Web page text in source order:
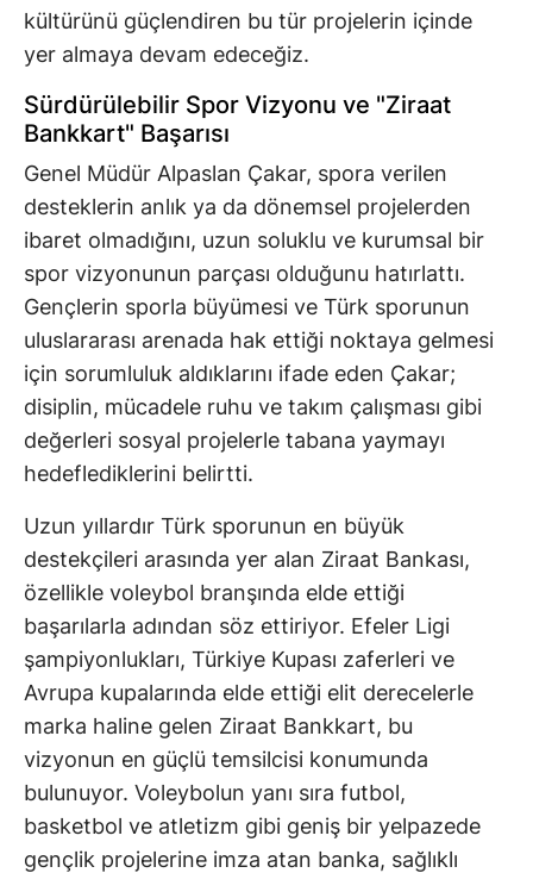
kültürünü güçlendiren bu tür projelerin içinde
yer almaya devam edeceğiz.
Sürdürülebilir Spor Vizyonu ve "Ziraat
Bankkart" Başarısı
Genel Müdür Alpaslan Çakar, spora verilen
desteklerin anlık ya da dönemsel projelerden
ibaret olmadığını, uzun soluklu ve kurumsal bir
spor vizyonunun parçası olduğunu hatırlattı.
Gençlerin sporla büyümesi ve Türk sporunun
uluslararası arenada hak ettiği noktaya gelmesi
için sorumluluk aldıklarını ifade eden Çakar;
disiplin, mücadele ruhu ve takım çalışması gibi
değerleri sosyal projelerle tabana yaymayı
hedeflediklerini belirtti.
Uzun yıllardır Türk sporunun en büyük
destekçileri arasında yer alan Ziraat Bankası,
özellikle voleybol branşında elde ettiği
başarılarla adından söz ettiriyor. Efeler Ligi
şampiyonlukları, Türkiye Kupası zaferleri ve
Avrupa kupalarında elde ettiği elit derecelerle
marka haline gelen Ziraat Bankkart, bu
vizyonun en güçlü temsilcisi konumunda
bulunuyor. Voleybolun yanı sıra futbol,
basketbol ve atletizm gibi geniş bir yelpazede
gençlik projelerine imza atan banka, sağlıklı